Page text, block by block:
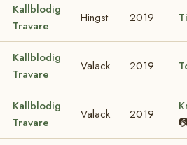
Kallblodig
Travare
Hingst 2019
Kallblodig
Travare
Valack 2019
Kallblodig
Travare
Valack 2019